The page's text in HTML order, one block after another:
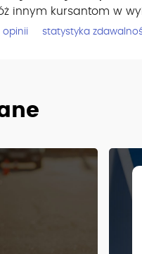
innym kursantom w
opinii statystyka